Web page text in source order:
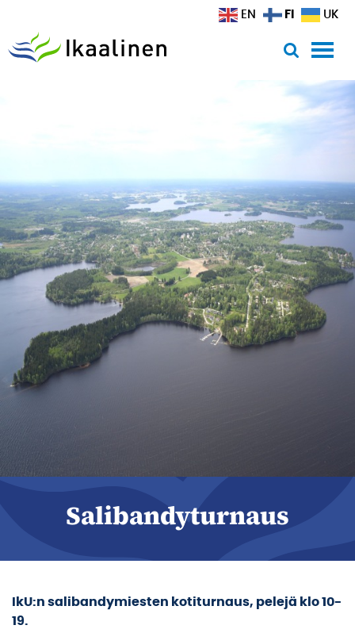
Salibandyturnaus
IkU:n salibandymiesten kotiturnaus, pelejä klo 10-
19.
EN FI UK